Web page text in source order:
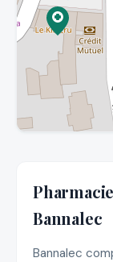
Bannalec
Bannalec